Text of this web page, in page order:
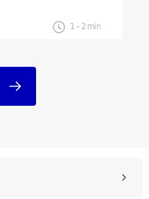
1- 2 min